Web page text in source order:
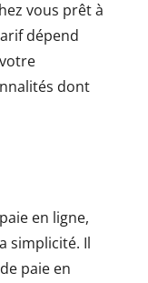
vous prêt à
dépend
dont
en ligne,
simplicité. Il
paie en